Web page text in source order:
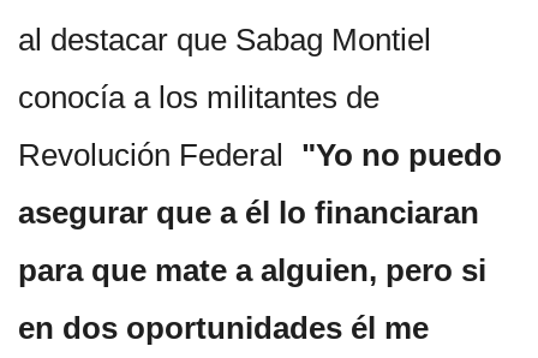
al destacar que Sabag Montiel
conocía a los militantes de
Revolución Federal "Yo no puedo
asegurar que a él lo financiaran
para que mate a alguien, pero si
en dos oportunidades él me